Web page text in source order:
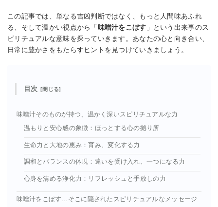
この記事では、単なる吉凶判断ではなく、もっと人間味あふれ
る、そして温かい視点から「味噌汁をこぼす 」という出来事のス
ピリチュアルな意味を探っていきます。あなたの心と向き合い、
日常に豊かさをもたらすヒントを見つけていきましょう。
目次
味噌汁そのものが持つ、温かく深いスピリチュアルな力
温もりと安心感の象徴：ほっとする心の拠り所
生命力と大地の恵み：育み、変化する力
調和とバランスの体現：違いを受け入れ、一つになる力
心身を清める浄化力：リフレッシュと手放しの力
味噌汁をこぼす…そこに隠されたスピリチュアルなメッセージ